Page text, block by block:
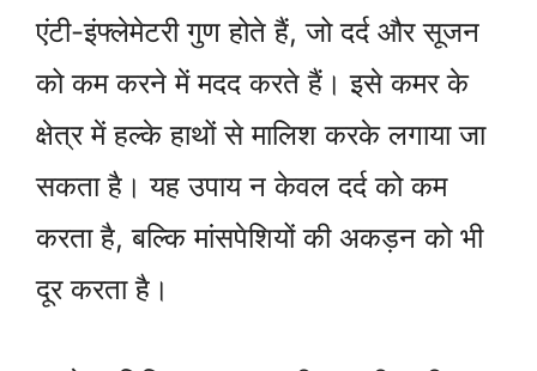
एंटी-इंफ्लेमेटरी गुण होते हैं, जो दर्द और सूजन
को कम करने में मदद करते हैं। इसे कमर के
क्षेत्र में हल्के हाथों से मालिश करके लगाया जा
सकता है। यह उपाय न केवल दर्द को कम
करता है, बल्कि मांसपेशियों की अकड़न को भी
दूर करता है।